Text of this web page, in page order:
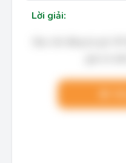
Lời giải: